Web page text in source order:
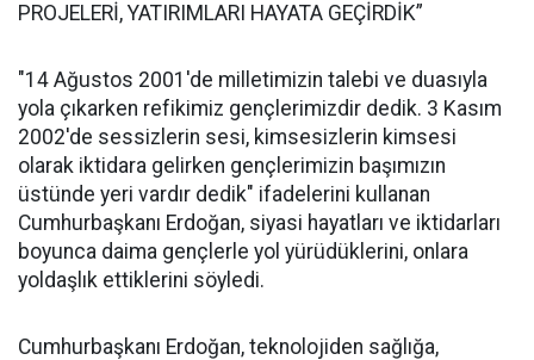
PROJELERİ, YATIRIMLARI HAYATA GEÇİRDİK”
"14 Ağustos 2001'de milletimizin talebi ve duasıyla
yola çıkarken refikimiz gençlerimizdir dedik. 3 Kasım
2002'de sessizlerin sesi, kimsesizlerin kimsesi
olarak iktidara gelirken gençlerimizin başımızın
üstünde yeri vardır dedik" ifadelerini kullanan
Cumhurbaşkanı Erdoğan, siyasi hayatları ve iktidarları
boyunca daima gençlerle yol yürüdüklerini, onlara
yoldaşlık ettiklerini söyledi.
Cumhurbaşkanı Erdoğan, teknolojiden sağlığa,